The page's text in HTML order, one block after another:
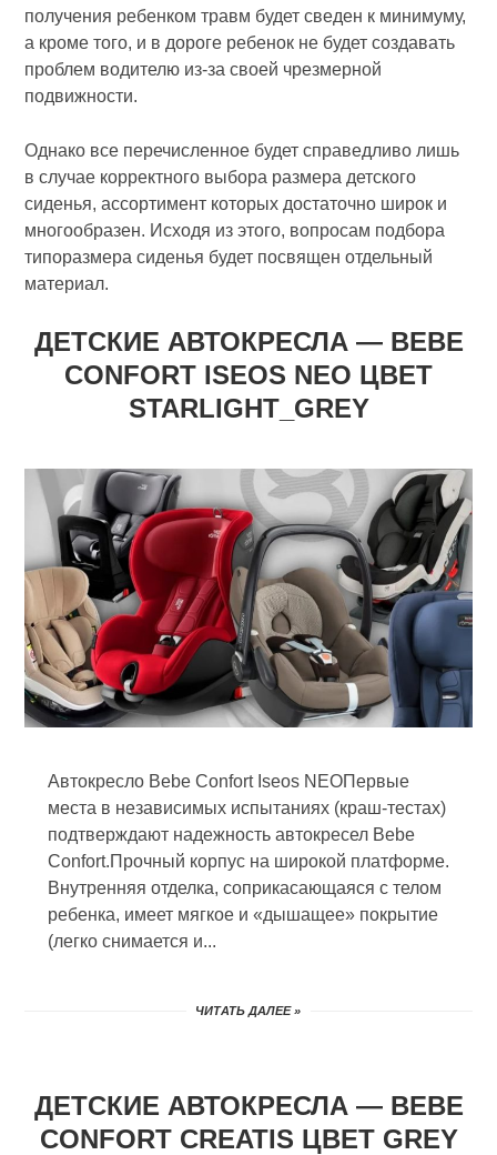
получения ребенком травм будет сведен к минимуму,
а кроме того, и в дороге ребенок не будет создавать
проблем водителю из-за своей чрезмерной
подвижности.
Однако все перечисленное будет справедливо лишь
в случае корректного выбора размера детского
сиденья, ассортимент которых достаточно широк и
многообразен. Исходя из этого, вопросам подбора
типоразмера сиденья будет посвящен отдельный
материал.
ДЕТСКИЕ АВТОКРЕСЛА — BEBE
CONFORT ISEOS NEO ЦВЕТ
STARLIGHT_GREY
Автокресло Bebe Confort Iseos NEOПервые
места в независимых испытаниях (краш-тестах)
подтверждают надежность автокресел Bebe
Confort.Прочный корпус на широкой платформе.
Внутренняя отделка, соприкасающаяся с телом
ребенка, имеет мягкое и «дышащее» покрытие
(легко снимается и...
ЧИТАТЬ ДАЛЕЕ »
ДЕТСКИЕ АВТОКРЕСЛА — BEBE
CONFORT CREATIS ЦВЕТ GREY